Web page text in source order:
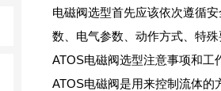
电磁阀选型首先应该依次遵循
数、电气参数、动作方式、特殊
ATOS电磁阀选型注意事项和工
ATOS电磁阀是用来控制流体的